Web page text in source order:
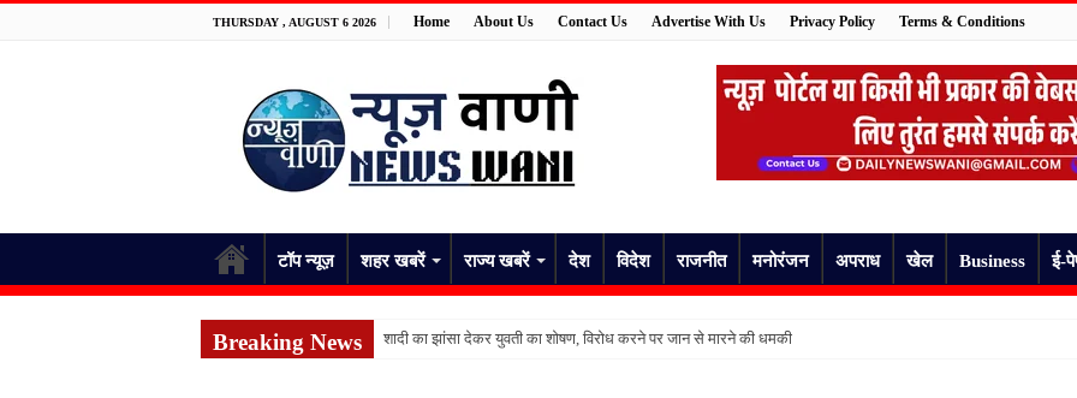
THURSDAY , AUGUST 6 2026 Home About Us Contact Us Advertise With Us Privacy Policy Terms & Conditions
टॉप न्यूज़ शहर खबरें राज्य खबरें देश विदेश राजनीत मनोरंजन अपराध खेल Business ई-
Breaking News शादी का झांसा देकर युवती का शोषण, विरोध करने पर जान से मारने की धमकी